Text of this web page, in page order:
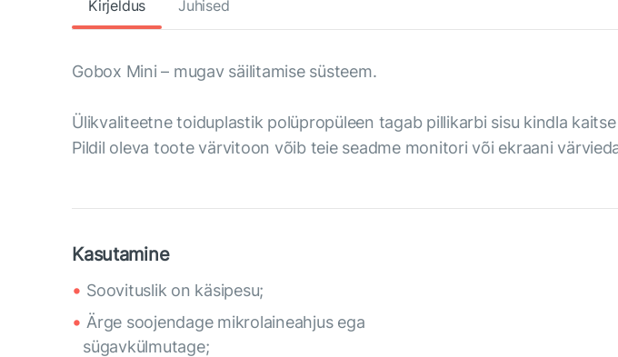
Kirjeldus Juhised
Gobox Mini – mugav säilitamise süsteem.
Ülikvaliteetne toiduplastik polüpropüleen tagab pillikarbi sisu kindla
Pildil oleva toote värvitoon võib teie seadme monitori või ekraani
Kasutamine
Soovituslik on käsipesu;
Ärge soojendage mikrolaineahjus ega
sügavkülmutage;